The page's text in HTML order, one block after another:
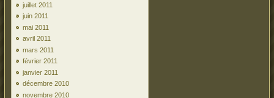
juillet 2011
juin 2011
mai 2011
avril 2011
mars 2011
février 2011
janvier 2011
décembre 2010
novembre 2010